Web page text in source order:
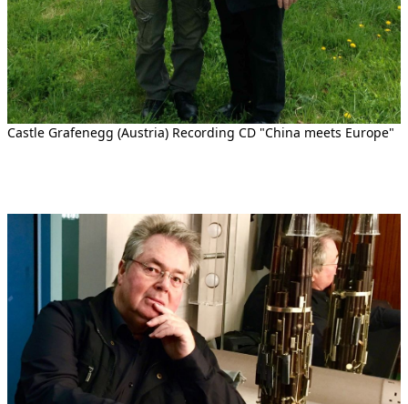
Castle Grafenegg (Austria) Recording CD "China meets Europe"